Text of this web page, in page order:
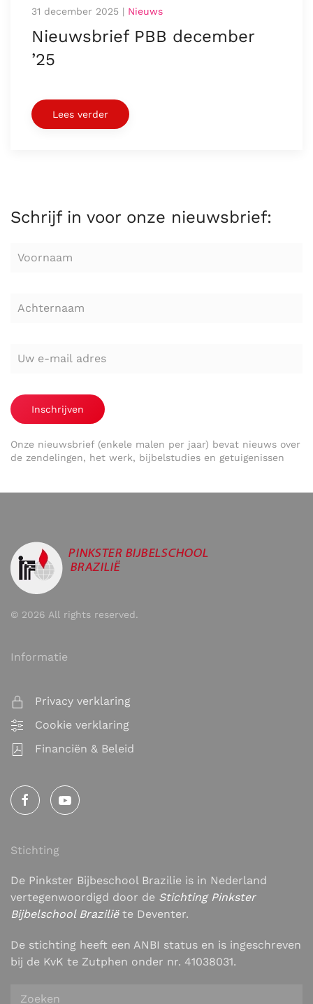
31 december 2025 | Nieuws
Nieuwsbrief PBB december
’25
Lees verder
Schrijf in voor onze nieuwsbrief:
Inschrijven
Onze nieuwsbrief (enkele malen per jaar) bevat nieuws over
de zendelingen, het werk, bijbelstudies en getuigenissen
© 2026 All rights reserved.
Informatie
Privacy verklaring
Cookie verklaring
Financiën & Beleid
Stichting
De Pinkster Bijbeschool Brazilie is in Nederland
vertegenwoordigd door de Stichting Pinkster
Bijbelschool Braziliëte Deventer.
De stichting heeft een ANBI status en is ingeschreven
bij de KvK te Zutphen onder nr. 41038031.